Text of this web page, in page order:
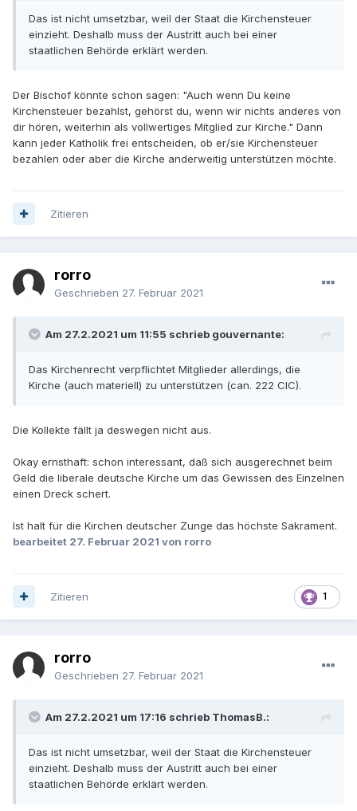
Das ist nicht umsetzbar, weil der Staat die Kirchensteuer
einzieht. Deshalb muss der Austritt auch bei einer
staatlichen Behörde erklärt werden.
Der Bischof könnte schon sagen: "Auch wenn Du keine
Kirchensteuer bezahlst, gehörst du, wenn wir nichts anderes von
dir hören, weiterhin als vollwertiges Mitglied zur Kirche." Dann
kann jeder Katholik frei entscheiden, ob er/sie Kirchensteuer
bezahlen oder aber die Kirche anderweitig unterstützen möchte.
Zitieren
rorro
Geschrieben 27. Februar 2021
Am 27.2.2021 um 11:55 schrieb gouvernante:
Das Kirchenrecht verpflichtet Mitglieder allerdings, die
Kirche (auch materiell) zu unterstützen (can. 222 CIC).
Die Kollekte fällt ja deswegen nicht aus.
Okay ernsthaft: schon interessant, daß sich ausgerechnet beim
Geld die liberale deutsche Kirche um das Gewissen des Einzelnen
einen Dreck schert.
Ist halt für die Kirchen deutscher Zunge das höchste Sakrament.
bearbeitet 27. Februar 2021 von rorro
1
Zitieren
rorro
Geschrieben 27. Februar 2021
Am 27.2.2021 um 17:16 schrieb ThomasB.:
Das ist nicht umsetzbar, weil der Staat die Kirchensteuer
einzieht. Deshalb muss der Austritt auch bei einer
staatlichen Behörde erklärt werden.